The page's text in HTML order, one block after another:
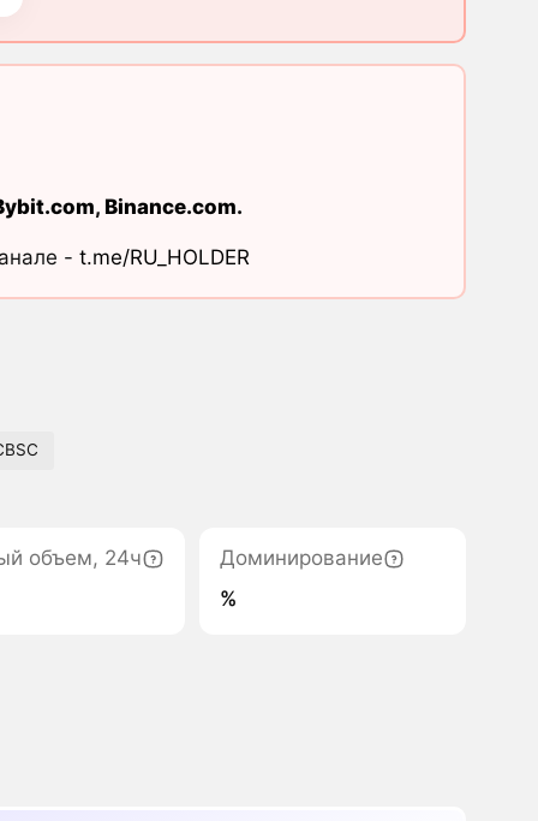
, Binance.com.
- t.me/RU_HOLDER
объем, 24ч
Доминирование
%